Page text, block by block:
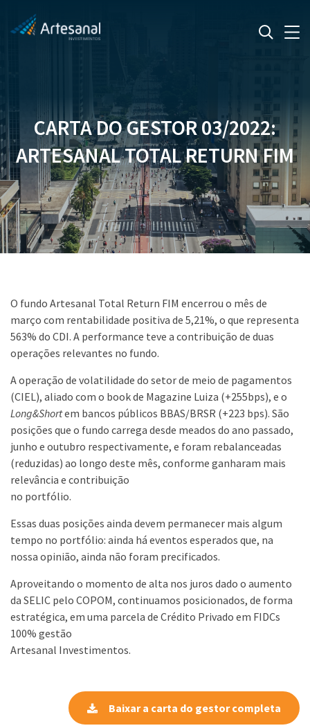
CARTA DO GESTOR 03/2022:
ARTESANAL TOTAL RETURN FIM
O fundo Artesanal Total Return FIM encerrou o mês de
março com rentabilidade positiva de 5,21%, o que representa
563% do CDI. A performance teve a contribuição de duas
operações relevantes no fundo.
A operação de volatilidade do setor de meio de pagamentos
(CIEL), aliado com o book de Magazine Luiza (+255bps), e o
Long&Shortem bancos públicos BBAS/BRSR (+223 bps). São
posições que o fundo carrega desde meados do ano passado,
junho e outubro respectivamente, e foram rebalanceadas
(reduzidas) ao longo deste mês, conforme ganharam mais
relevância e contribuição
no portfólio.
Essas duas posições ainda devem permanecer mais algum
tempo no portfólio: ainda há eventos esperados que, na
nossa opinião, ainda não foram precificados.
Aproveitando o momento de alta nos juros dado o aumento
da SELIC pelo COPOM, continuamos posicionados, de forma
estratégica, em uma parcela de Crédito Privado em FIDCs
100% gestão
Artesanal Investimentos.
Baixar a carta do gestor completa